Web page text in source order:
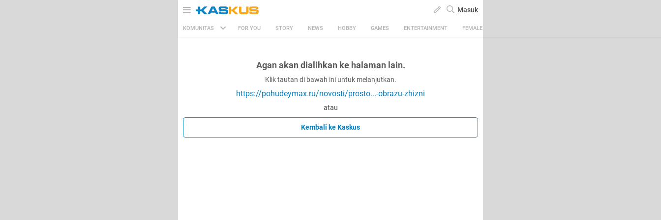
Masuk
KOMUNITAS FOR YOU STORY NEWS HOBBY GAMES ENTERTAINMENT FEMALE
Agan akan dialihkan ke halaman lain.
Klik tautan di bawah ini untuk melanjutkan.
https://pohudeymax.ru/novosti/prosto...-obrazu-zhizni
atau
Kembali ke Kaskus